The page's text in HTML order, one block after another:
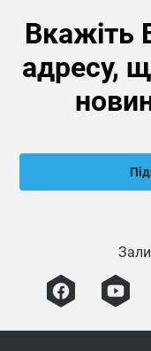
Вкажіть
адресу,